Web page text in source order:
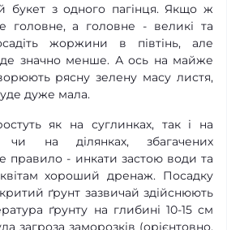
букет з одного пагінця. Якщо ж
головне, а головне - великі та
жоржини в півтінь, але
значно менше. А ось на майже
рясну зелену масу листя,
дуже мала.
як на суглинках, так і на
чи на ділянках, збагачених
правило - инкати застою води та
хороший дренаж. Посадку
ґрунт зазвичай здійснюють
ґрунту на глибині 10-15 см
загроза заморозків (орієнтовно,